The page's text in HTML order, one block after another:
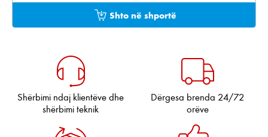
Shto në shportë
Shërbimi ndaj klientëve dhe
shërbimi teknik
Dërgesa brenda 24/72
orëve